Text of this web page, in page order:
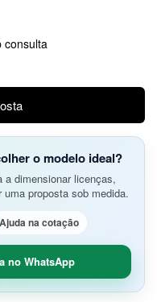
consulta
o modelo ideal?
a dimensionar licenças,
proposta sob medida.
Ajuda na cotação
no WhatsApp